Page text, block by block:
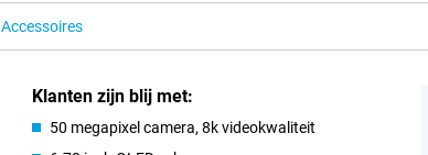
Accessoires
Klanten zijn blij met:
50 megapixel camera, 8k videokwaliteit